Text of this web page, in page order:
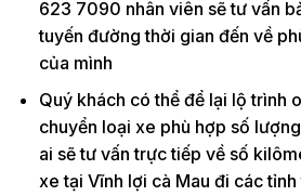
623 7090 nhân viên sẽ tư vấn
tuyến đường thời gian đến về
của mình
Quý khách có thể để lại lộ trình
chuyển loại xe phù hợp số
ai sẽ tư vấn trực tiếp về số
xe tại Vĩnh lợi cà Mau đi các